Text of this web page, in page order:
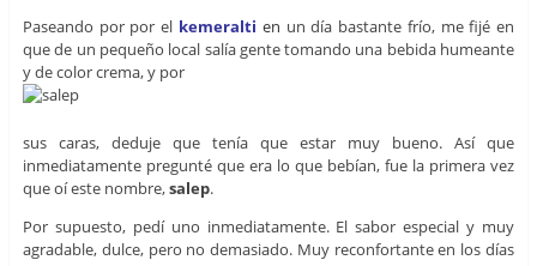
Paseando por por el kemeralti en un día bastante frío, me fijé en
que de un pequeño local salía gente tomando una bebida humeante
y de color crema, y por
sus caras, deduje que tenía que estar muy bueno. Así que
inmediatamente pregunté que era lo que bebían, fue la primera vez
que oí este nombre,salep.
Por supuesto, pedí uno inmediatamente. El sabor especial y muy
agradable, dulce, pero no demasiado. Muy reconfortante en los días